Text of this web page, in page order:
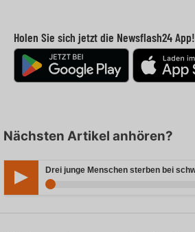
Holen Sie sich jetzt die Newsflash24 App!
Nächsten Artikel anhören?